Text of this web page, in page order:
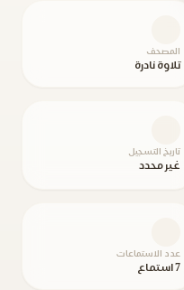
المصحف
تلاوة نادرة
تاريخ التسجيل
غير محدد
عدد الاستماعات
7 استماع